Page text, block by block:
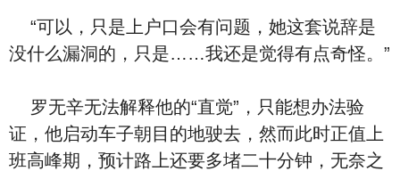
“可以，只是上户口会有问题，她这套说辞是
没什么漏洞的，只是……我还是觉得有点奇怪。”
罗无辛无法解释他的“直觉”，只能想办法验
证，他启动车子朝目的地驶去，然而此时正值上
班高峰期，预计路上还要多堵二十分钟，无奈之